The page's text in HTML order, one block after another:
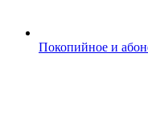
Покопийное и